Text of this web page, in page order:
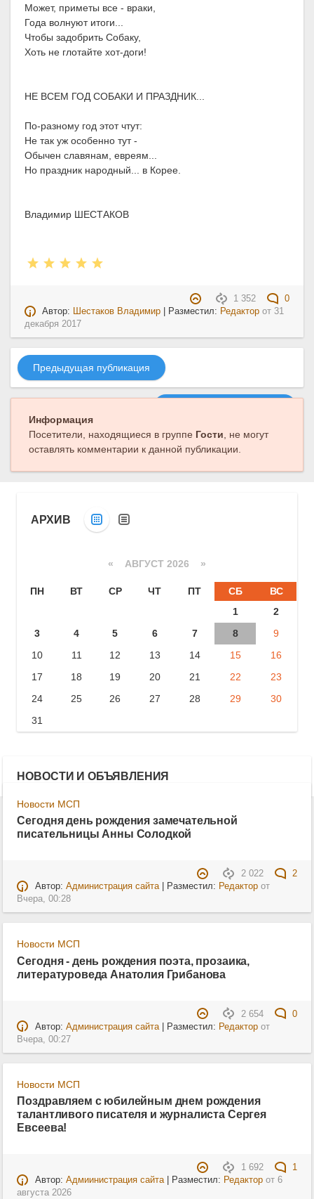
Может, приметы все - враки,
Года волнуют итоги...
Чтобы задобрить Собаку,
Хоть не глотайте хот-доги!
НЕ ВСЕМ ГОД СОБАКИ И ПРАЗДНИК...
По-разному год этот чтут:
Не так уж особенно тут -
Обычен славянам, евреям...
Но праздник народный... в Корее.
Владимир ШЕСТАКОВ
1 352
0
Автор: Шестаков Владимир | Разместил: Редактор от 31
декабря 2017
Предыдущая публикация
Информация
Посетители, находящиеся в группе Гости, не могут
оставлять комментарии к данной публикации.
АРХИВ
« АВГУСТ 2026 »
ПН ВТ СР ЧТ ПТ СБ
ВС
1
2
3
4 5 6 7 8
9
10
11 12 13 14 15
16
17
18 19 20 21 22
23
24
25 26 27 28 29
30
31
НОВОСТИ И ОБЪЯВЛЕНИЯ
Новости МСП
Сегодня день рождения замечательной
писательницы Анны Солодкой
2 022
2
Автор: Администрация сайта| Разместил: Редакторот
Вчера, 00:28
Новости МСП
Сегодня - день рождения поэта, прозаика,
литературоведа Анатолия Грибанова
2 654
0
Автор: Администрация сайта| Разместил: Редакторот
Вчера, 00:27
Новости МСП
Поздравляем с юбилейным днем рождения
талантливого писателя и журналиста Сергея
Евсеева!
1 692
1
Автор: Адмиинистрация сайта| Разместил: Редакторот 6
августа 2026